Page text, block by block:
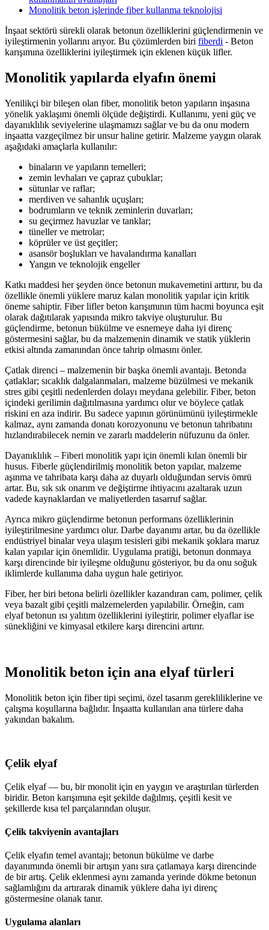
Monolitik beton işlerinde fiber kullanma teknolojisi
İnşaat sektörü sürekli olarak betonun özelliklerini güçlendirmenin ve
iyileştirmenin yollarını arıyor. Bu çözümlerden biri fiberdi - Beton
karışımına özelliklerini iyileştirmek için eklenen küçük lifler.
Monolitik yapılarda elyafın önemi
Yenilikçi bir bileşen olan fiber, monolitik beton yapıların inşasına
yönelik yaklaşımı önemli ölçüde değiştirdi. Kullanımı, yeni güç ve
dayanıklılık seviyelerine ulaşmamızı sağlar ve bu da onu modern
inşaatta vazgeçilmez bir unsur haline getirir. Malzeme yaygın olarak
aşağıdaki amaçlarla kullanılır:
binaların ve yapıların temelleri;
zemin levhaları ve çapraz çubuklar;
sütunlar ve raflar;
merdiven ve sahanlık uçuşları;
bodrumların ve teknik zeminlerin duvarları;
su geçirmez havuzlar ve tanklar;
tüneller ve metrolar;
köprüler ve üst geçitler;
asansör boşlukları ve havalandırma kanalları
Yangın ve teknolojik engeller
Katkı maddesi her şeyden önce betonun mukavemetini arttırır, bu da
özellikle önemli yüklere maruz kalan monolitik yapılar için kritik
öneme sahiptir. Fiber lifler beton karışımının tüm hacmi boyunca eşit
olarak dağıtılarak yapısında mikro takviye oluşturulur. Bu
güçlendirme, betonun bükülme ve esnemeye daha iyi direnç
göstermesini sağlar, bu da malzemenin dinamik ve statik yüklerin
etkisi altında zamanından önce tahrip olmasını önler.
Çatlak direnci – malzemenin bir başka önemli avantajı. Betonda
çatlaklar; sıcaklık dalgalanmaları, malzeme büzülmesi ve mekanik
stres gibi çeşitli nedenlerden dolayı meydana gelebilir. Fiber, beton
içindeki gerilimin dağıtılmasına yardımcı olur ve böylece çatlak
riskini en aza indirir. Bu sadece yapının görünümünü iyileştirmekle
kalmaz, aynı zamanda donatı korozyonunu ve betonun tahribatını
hızlandırabilecek nemin ve zararlı maddelerin nüfuzunu da önler.
Dayanıklılık – Fiberi monolitik yapı için önemli kılan önemli bir
husus. Fiberle güçlendirilmiş monolitik beton yapılar, malzeme
aşınma ve tahribata karşı daha az duyarlı olduğundan servis ömrü
artar. Bu, sık sık onarım ve değiştirme ihtiyacını azaltarak uzun
vadede kaynaklardan ve maliyetlerden tasarruf sağlar.
Ayrıca mikro güçlendirme betonun performans özelliklerinin
iyileştirilmesine yardımcı olur. Darbe dayanımı artar, bu da özellikle
endüstriyel binalar veya ulaşım tesisleri gibi mekanik şoklara maruz
kalan yapılar için önemlidir. Uygulama pratiği, betonun donmaya
karşı direncinde bir iyileşme olduğunu gösteriyor, bu da onu soğuk
iklimlerde kullanıma daha uygun hale getiriyor.
Fiber, her biri betona belirli özellikler kazandıran cam, polimer, çelik
veya bazalt gibi çeşitli malzemelerden yapılabilir. Örneğin, cam
elyaf betonun ısı yalıtım özelliklerini iyileştirir, polimer elyaflar ise
sünekliğini ve kimyasal etkilere karşı direncini artırır.
Monolitik beton için ana elyaf türleri
Monolitik beton için fiber tipi seçimi, özel tasarım gerekliliklerine ve
çalışma koşullarına bağlıdır. İnşaatta kullanılan ana türlere daha
yakından bakalım.
Çelik elyaf
Çelik elyaf — bu, bir monolit için en yaygın ve araştırılan türlerden
biridir. Beton karışımına eşit şekilde dağılmış, çeşitli kesit ve
şekillerde kısa tel parçalarından oluşur.
Çelik takviyenin avantajları
Çelik elyafın temel avantajı; betonun bükülme ve darbe
dayanımında önemli bir artışın yanı sıra çatlamaya karşı direncinde
de bir artış. Çelik eklenmesi aynı zamanda yerinde dökme betonun
sağlamlığını da artırarak dinamik yüklere daha iyi direnç
göstermesine olanak tanır.
Uygulama alanları